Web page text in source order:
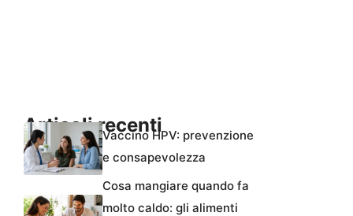
Articoli recentiVaccino HPV: prevenzione
e consapevolezza
Cosa mangiare quando fa
molto caldo: gli alimenti